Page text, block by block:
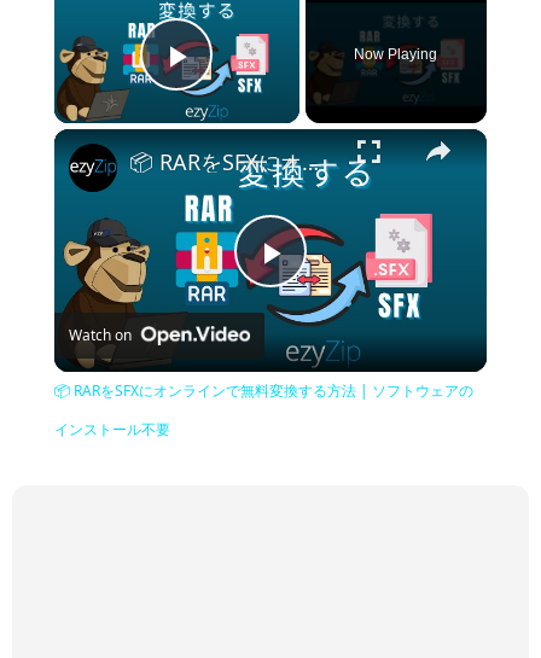
Play Video
Now Playing
×
Play
Video
📦 RARをSFXにオンラインで無料変換する方法 | ソフトウェアのインストール不要
Watch on
📦 RARをSFXにオンラインで無料変換する方法 | ソフトウェアの
インストール不要